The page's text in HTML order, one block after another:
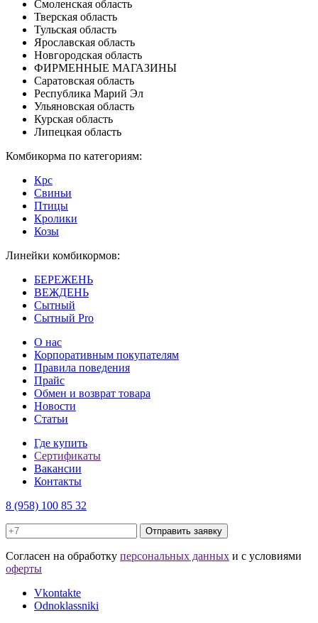
Смоленская область
Тверская область
Тульская область
Ярославская область
Новгородская область
ФИРМЕННЫЕ МАГАЗИНЫ
Саратовская область
Республика Марий Эл
Ульяновская область
Курская область
Липецкая область
Комбикорма по категориям:
Крс
Свиньи
Птицы
Кролики
Козы
Линейки комбикормов:
БЕРЕЖЕНЬ
ВЕЖДЕНЬ
Сытный
Сытный Pro
О нас
Корпоративным покупателям
Правила поведения
Прайс
Обмен и возврат товара
Новости
Статьи
Где купить
Сертификаты
Вакансии
Контакты
8 (958) 100 85 32
Отправить заявку
Cогласен на обработку персональных данных и с условиями
оферты
Vkontakte
Odnoklassniki